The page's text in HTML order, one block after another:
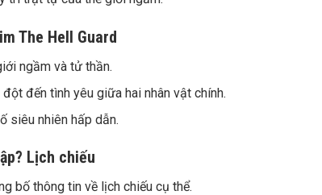
The Hell Guard
ngầm và tử thần.
đến tình yêu giữa hai nhân vật chính.
siêu nhiên hấp dẫn.
Lịch chiếu
bố thông tin về lịch chiếu cụ thể.